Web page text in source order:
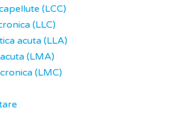
(LCC)
(LLC)
acuta (LLA)
(LMA)
(LMC)